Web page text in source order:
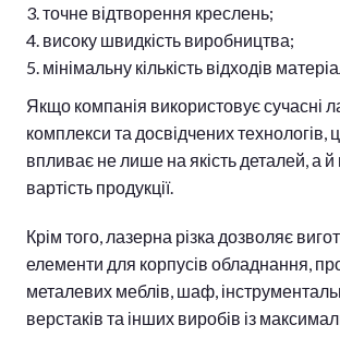
точне відтворення креслень;
високу швидкість виробництва;
мінімальну кількість відходів
Якщо компанія використовує сучасні
комплекси та досвідчених технологів,
впливає не лише на якість деталей, а й
вартість продукції.
Крім того, лазерна різка дозволяє
елементи для корпусів обладнання,
металевих меблів, шаф,
верстаків та інших виробів із